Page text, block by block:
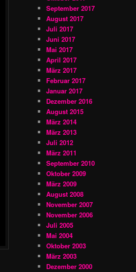
September 2017
August 2017
Juli 2017
Juni 2017
Mai 2017
April 2017
März 2017
Februar 2017
Januar 2017
Dezember 2016
August 2015
März 2014
März 2013
Juli 2012
März 2011
September 2010
Oktober 2009
März 2009
August 2008
November 2007
November 2006
Juli 2005
Mai 2004
Oktober 2003
März 2003
Dezember 2000